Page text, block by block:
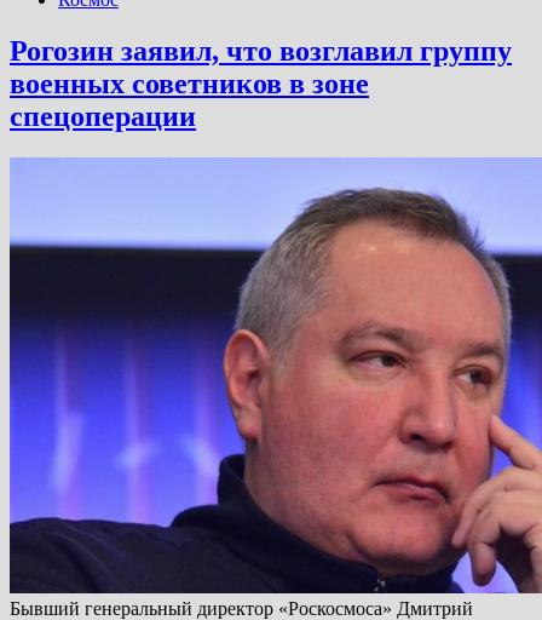
Рогозин заявил, что возглавил группу
военных советников в зоне
спецоперации
Бывший генеральный директор «Роскосмоса» Дмитрий